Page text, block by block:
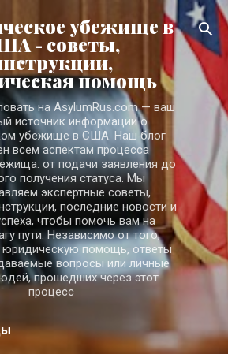
основному контентуубежище в
- советы,
помощь
на AsylumRus.com — ваш
источник информации о
убежище в США. Наш блог
всем аспектам процесса
от подачи заявления до
получения статуса. Мы
экспертные советы,
последние новости и
чтобы помочь вам на
пути. Независимо от того,
помощь, ответы
вопросы или личные
прошедших через этот
процесс